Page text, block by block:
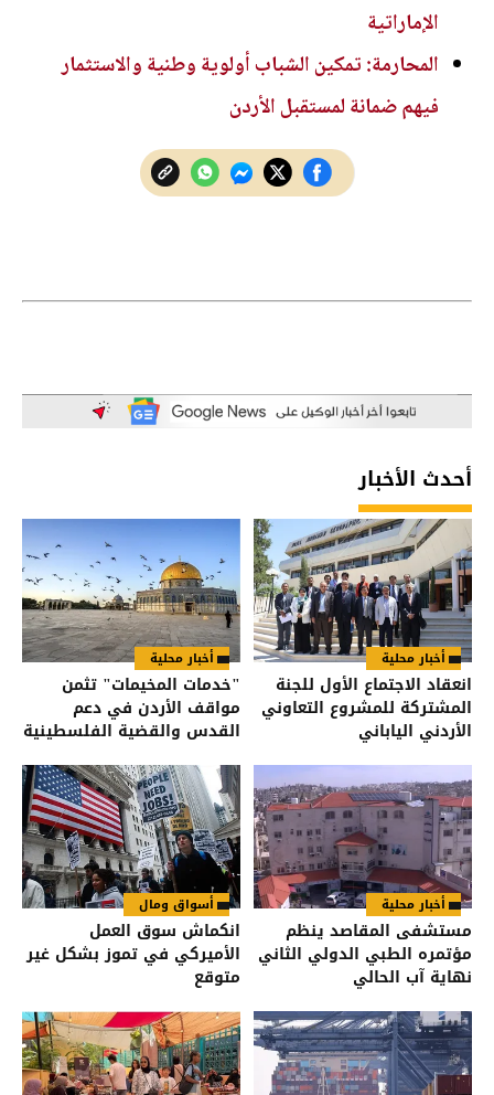
الإماراتية
المحارمة: تمكين الشباب أولوية وطنية والاستثمار
فيهم ضمانة لمستقبل الأردن
أحدث الأخبار
أخبار محلية
انعقاد الاجتماع الأول للجنة
المشتركة للمشروع التعاوني
الأردني الياباني
أخبار محلية
"خدمات المخيمات" تثمن
مواقف الأردن في دعم
القدس والقضية الفلسطينية
أخبار محلية
مستشفى المقاصد ينظم
مؤتمره الطبي الدولي الثاني
نهاية آب الحالي
أسواق ومال
انكماش سوق العمل
الأميركي في تموز بشكل غير
متوقع